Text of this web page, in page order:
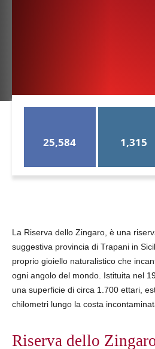
25,584 1,315
La Riserva dello Zingaro, è una
suggestiva provincia di Trapani in
proprio gioiello naturalistico che
ogni angolo del mondo. Istituita nel
una superficie di circa 1.700 ettari,
chilometri lungo la costa
Riserva dello